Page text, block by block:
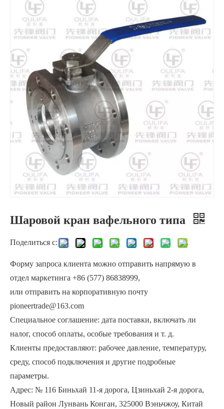
Кованый шаровой клапан вафельного типа с длительным сроком службы Компактный шаровой клапан вафельного типа с цельной конструкцией
Шаровой кран вафельного типа
Поделиться с:
Форму запроса клиента можно отправить напрямую в
отдел маркетинга +86 (577) 86838999,
или отправить на корпоративную почту
pioneertrade@163.com
Специальное соглашение: дата поставки, включать ли
налог, способ оплаты, особые требования и т. д.
Клиенты предоставляют: рабочее давление, температуру,
среду, способ подключения и другие подробные
параметры.
Адрес: № 116 Биньхай 11-я дорога, Цзиньхай 2-я дорога,
Новый район Лунвань Конган, 325000 Вэньчжоу, Китай